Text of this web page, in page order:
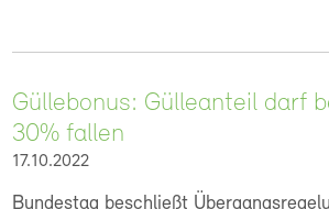
Güllebonus: Gülleanteil darf
30% fallen
17.10.2022
Bundestag beschließt